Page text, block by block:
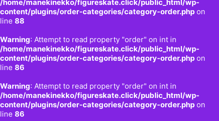
/home/manekinekko/figureskate.click/public_html/wp-
content/plugins/order-categories/category-order.php on
line 88
Warning: Attempt to read property "order" on int in
/home/manekinekko/figureskate.click/public_html/wp-
content/plugins/order-categories/category-order.php on
line 86
Warning: Attempt to read property "order" on int in
/home/manekinekko/figureskate.click/public_html/wp-
content/plugins/order-categories/category-order.php on
line 86